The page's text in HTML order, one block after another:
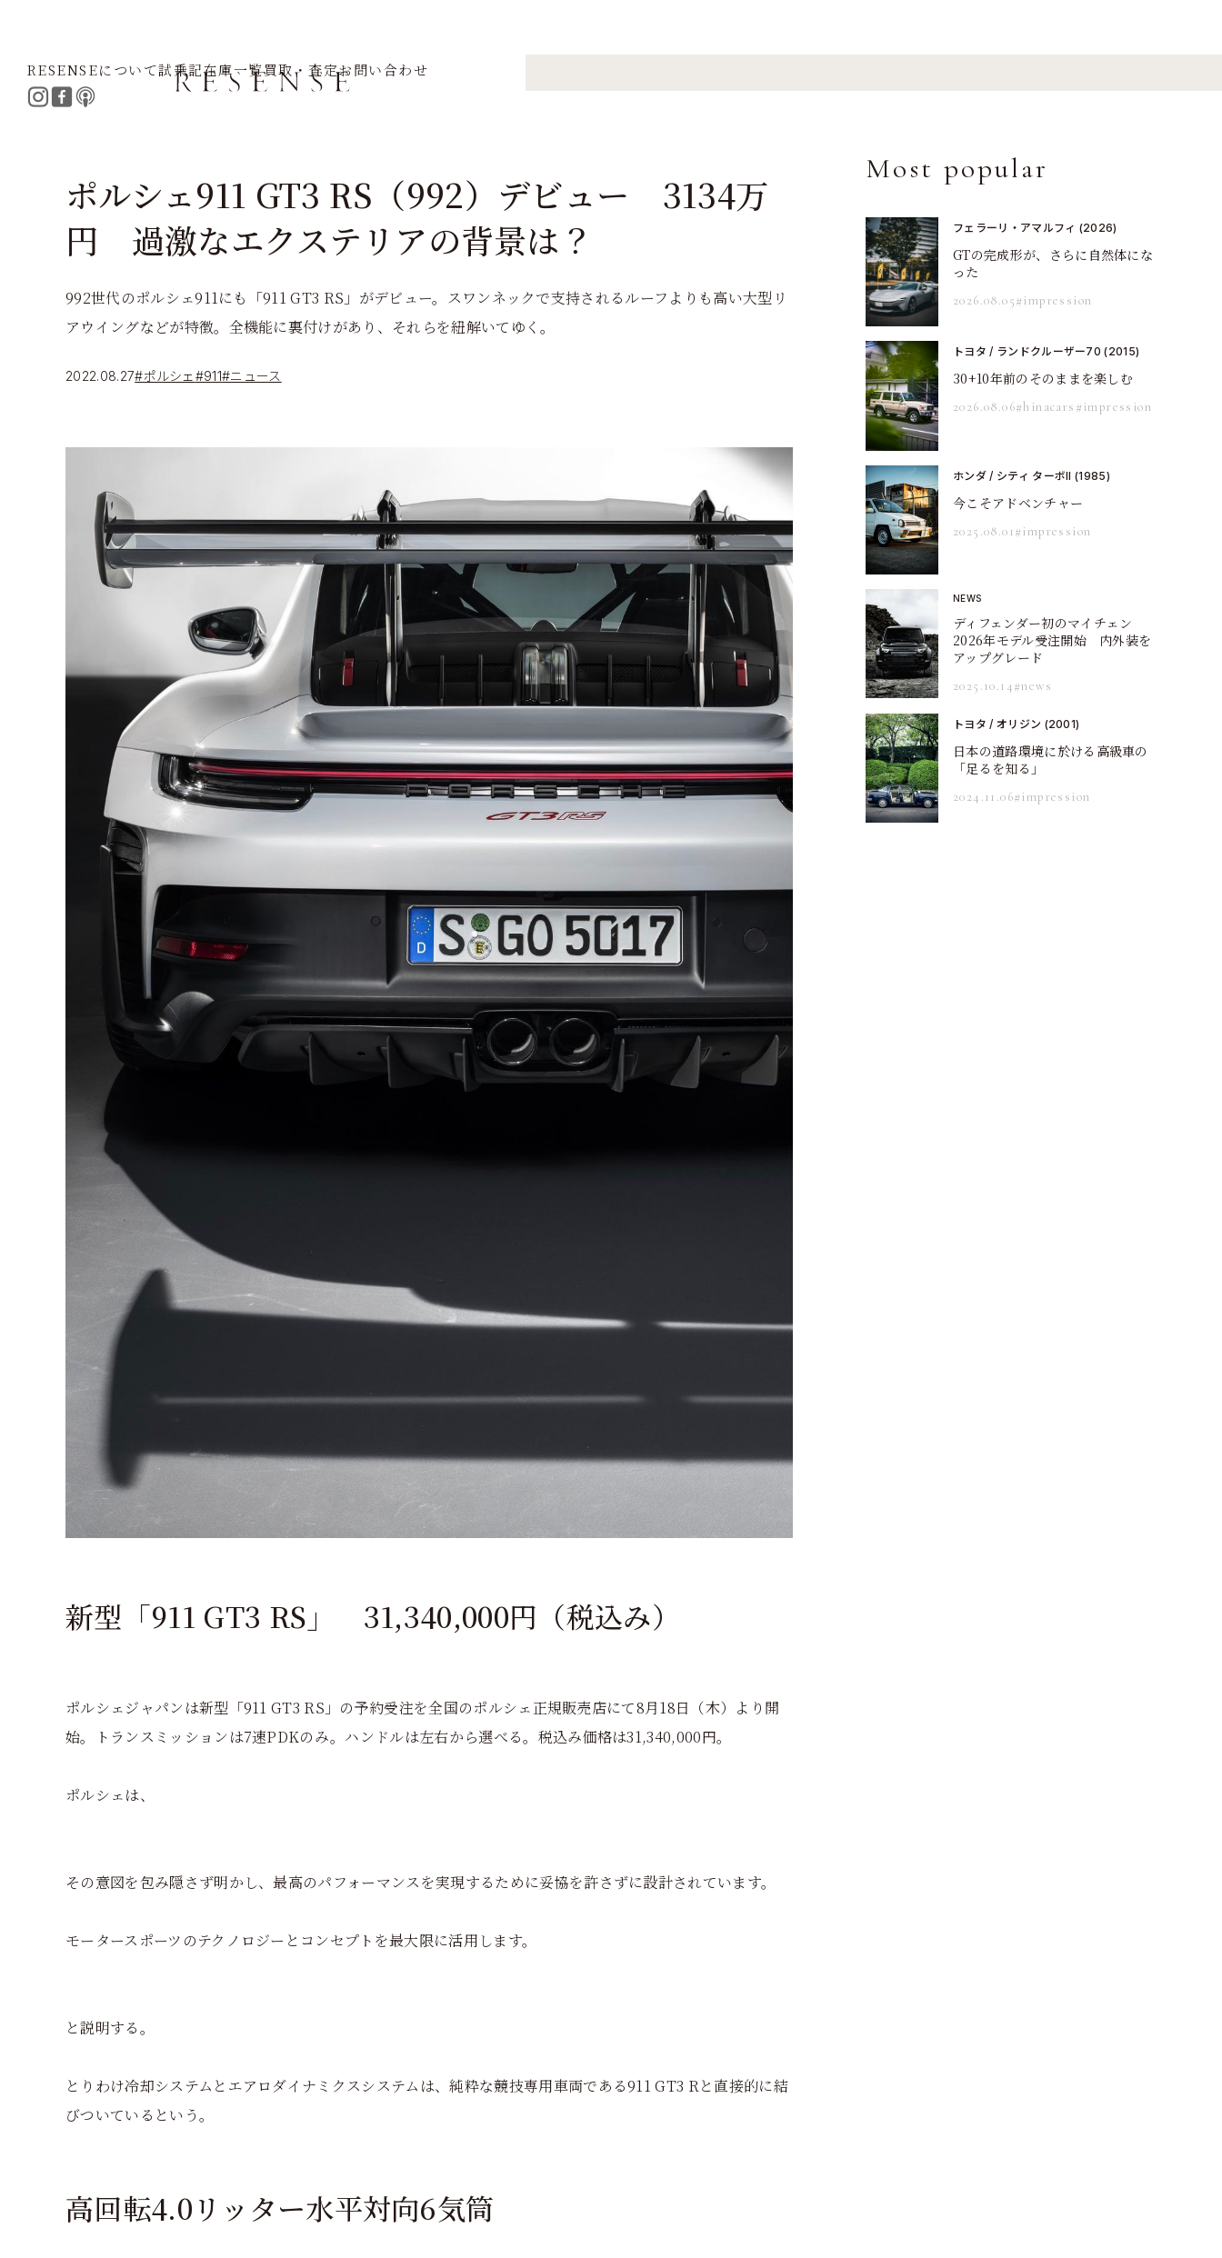
RESENSEについて試乗記在庫一覧買取・査定お問い合わせ
Home Journal ポルシェ 911
ポルシェ911 GT3 RS（992）デビュー 3134万
円 過激なエクステリアの背景は？
992世代のポルシェ911にも「911 GT3 RS」がデビュー。スワンネックで支持されるルーフよりも高い大型リ
アウイングなどが特徴。全機能に裏付けがあり、それらを紐解いてゆく。
2022.08.27#ポルシェ #911#ニュース
新型「911 GT3 RS」 31,340,000円（税込み）
ポルシェジャパンは新型「911 GT3 RS」の予約受注を全国のポルシェ正規販売店にて8月18日（木）より開
始。トランスミッションは7速PDKのみ。ハンドルは左右から選べる。税込み価格は31,340,000円。
ポルシェは、
その意図を包み隠さず明かし、最高のパフォーマンスを実現するために妥協を許さずに設計されています。
モータースポーツのテクノロジーとコンセプトを最大限に活用します。
と説明する。
とりわけ冷却システムとエアロダイナミクスシステムは、純粋な競技専用車両である911 GT3 Rと直接的に結
びついているという。
高回転4.0リッター水平対向6気筒
Most popular
フェラーリ・アマルフィ (2026)
GTの完成形が、さらに自然体にな
った
2026.08.05#impression
トヨタ / ランドクルーザー70 (2015)
30+10年前のそのままを楽しむ
2026.08.06#hinacars #impression
ホンダ / シティ ターボII (1985)
今こそアドベンチャー
2025.08.01 #impression
NEWS
ディフェンダー初のマイチェン
2026年モデル受注開始 内外装を
アップグレード
2025.10.14#news
トヨタ / オリジン (2001)
日本の道路環境に於ける高級車の
「足るを知る」
2024.11.06#impression